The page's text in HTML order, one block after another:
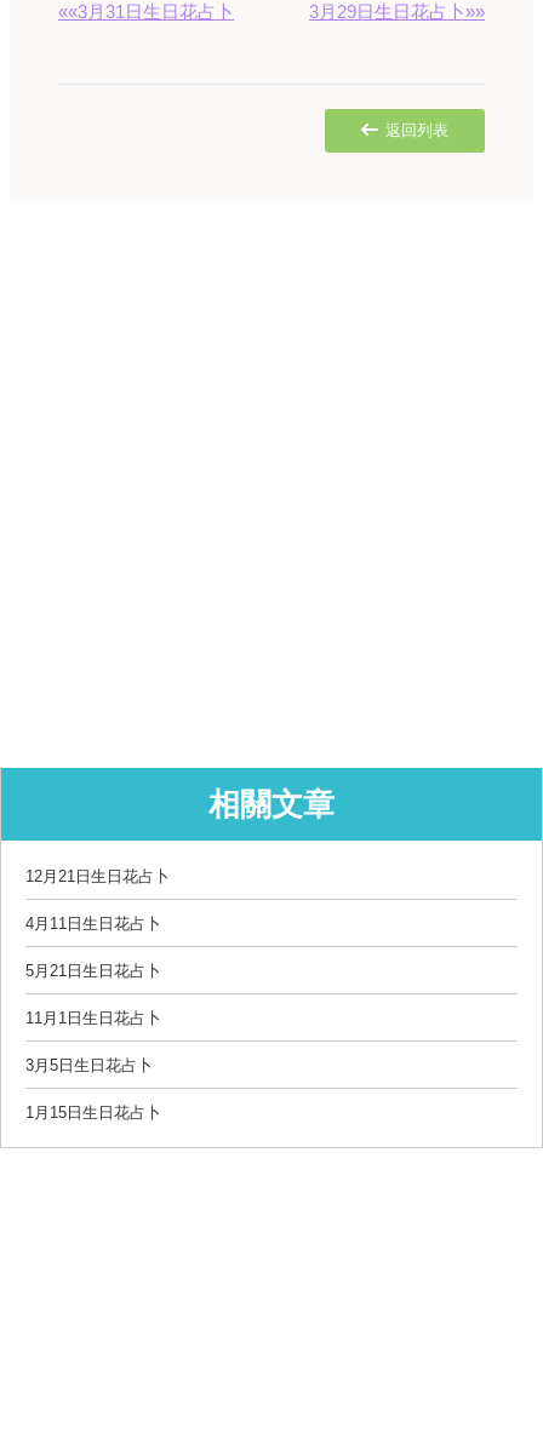
««3月31日生日花占卜 3月29日生日花占卜»»
返回列表
相關文章
12月21日生日花占卜
4月11日生日花占卜
5月21日生日花占卜
11月1日生日花占卜
3月5日生日花占卜
1月15日生日花占卜